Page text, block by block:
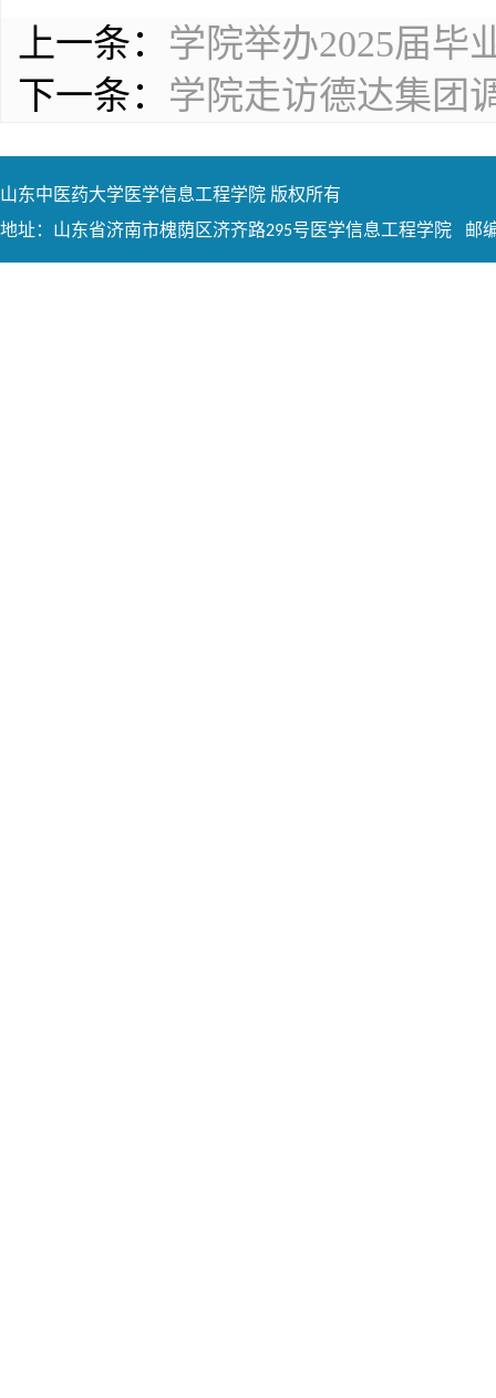
上一条： 学院举办2025届毕
下一条： 学院走访德达集团
山东中医药大学医学信息工程学院 版权所有
地址：山东省济南市槐荫区济齐路295号医学信息工程学院 邮